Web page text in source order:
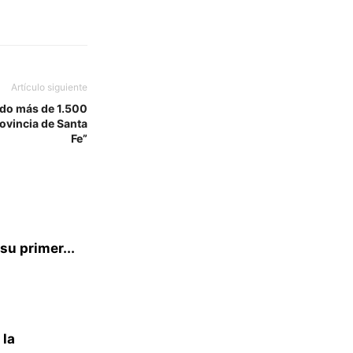
Artículo siguiente
más de 1.500
de Santa
Fe”
primer...
la